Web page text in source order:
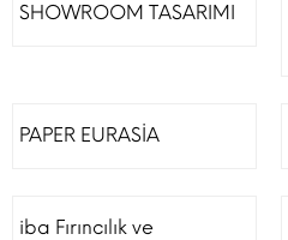
SHOWROOM TASARIMI
PAPER EURASİA
iba Fırıncılık ve